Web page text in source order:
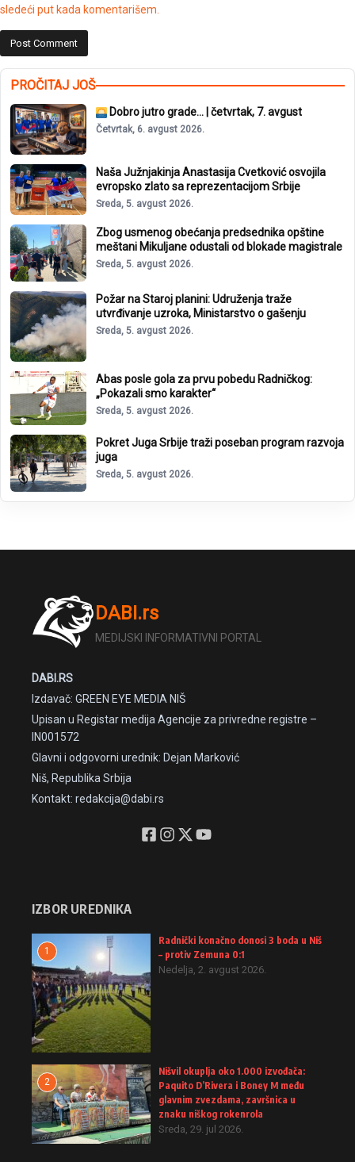
sledeći put kada komentarišem.
PROČITAJ JOŠ
Dobro jutro grade… | četvrtak, 7. avgust
Četvrtak, 6. avgust 2026.
Naša Južnjakinja Anastasija Cvetković osvojila
evropsko zlato sa reprezentacijom Srbije
Sreda, 5. avgust 2026.
Zbog usmenog obećanja predsednika opštine
meštani Mikuljane odustali od blokade magistrale
Sreda, 5. avgust 2026.
Požar na Staroj planini: Udruženja traže
utvrđivanje uzroka, Ministarstvo o gašenju
Sreda, 5. avgust 2026.
Abas posle gola za prvu pobedu Radničkog:
„Pokazali smo karakter“
Sreda, 5. avgust 2026.
Pokret Juga Srbije traži poseban program razvoja
juga
Sreda, 5. avgust 2026.
DABI.rs
MEDIJSKI INFORMATIVNI PORTAL
DABI.RS
Izdavač: GREEN EYE MEDIA NIŠ
Upisan u Registar medija Agencije za privredne registre –
IN001572
Glavni i odgovorni urednik: Dejan Marković
Niš, Republika Srbija
Kontakt: redakcija@dabi.rs
IZBOR UREDNIKA
1
Radnički konačno donosi 3 boda u Niš
– protiv Zemuna 0:1
Nedelja, 2. avgust 2026.
2
Nišvil okuplja oko 1.000 izvođača:
Paquito D’Rivera i Boney M među
glavnim zvezdama, završnica u
znaku niškog rokenrola
Sreda, 29. jul 2026.